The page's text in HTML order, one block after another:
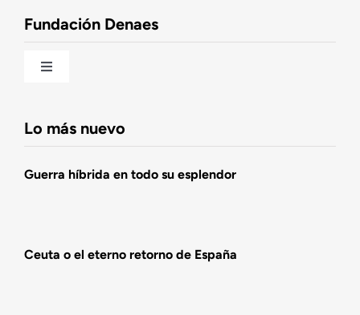
Fundación Denaes
Toggle
Lo más nuevo
Guerra híbrida en todo su esplendor
Ceuta o el eterno retorno de España